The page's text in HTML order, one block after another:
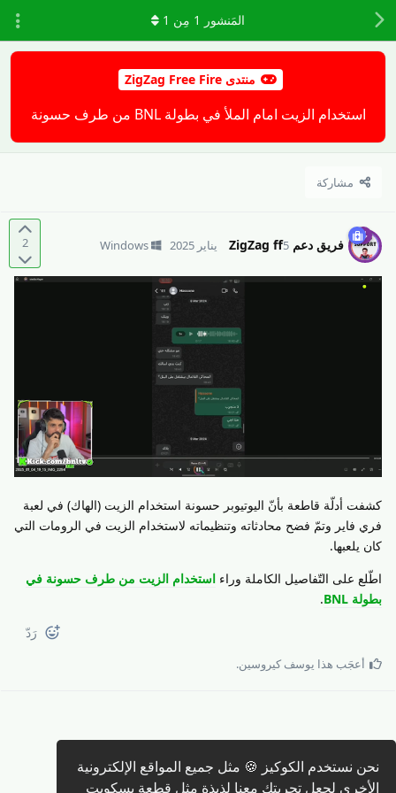
نحن نستخدم الكوكيز 🍪 مثل جميع المواقع الإلكترونية
الأخرى لجعل تجربتك معنا لذيذة مثل قطعة بسكويت
منتدى ZigZag Free Fire
استخدام الزيت امام الملأ في بطولة BNL من طرف حسونة
مشاركة
المَنشور 1 مِن 1
2 فريق دعم ZigZag ff 5 يناير 2025 Windows
كشفت أدلّة قاطعة بأنّ اليوتيوبر حسونة استخدام الزيت (الهاك) في لعبة
فري فاير وتمّ فضح محادثاته وتنظيماته لاستخدام الزيت في الرومات التي
كان يلعبها.
اطّلع على التّفاصيل الكاملة وراء استخدام الزيت من طرف حسونة في
بطولة BNL
.
رَدّ
أعجَب هذا يوسف كيروسين.
كتابة رد 🖊️